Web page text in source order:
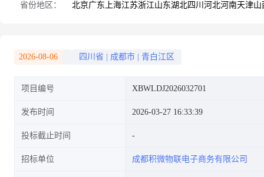
省份地区： 北京广东 上海江苏浙江山东湖北四川 河北河南天津山
2026-08-06 四川省 成都市 青白江区
项目编号 XBWLDJ2026032701
发布时间 2026-03-27 16:33:39
投标截止时间
招标单位 成都积微物联电子商务有限公司